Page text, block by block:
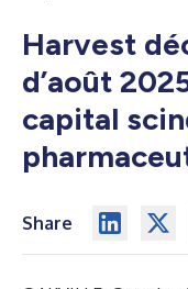
Harvest
d’août
capital
Share